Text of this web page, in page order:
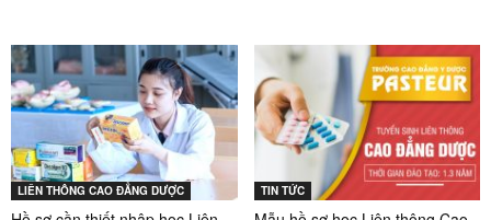
LIÊN THÔNG CAO ĐẲNG DƯỢC TIN TỨC